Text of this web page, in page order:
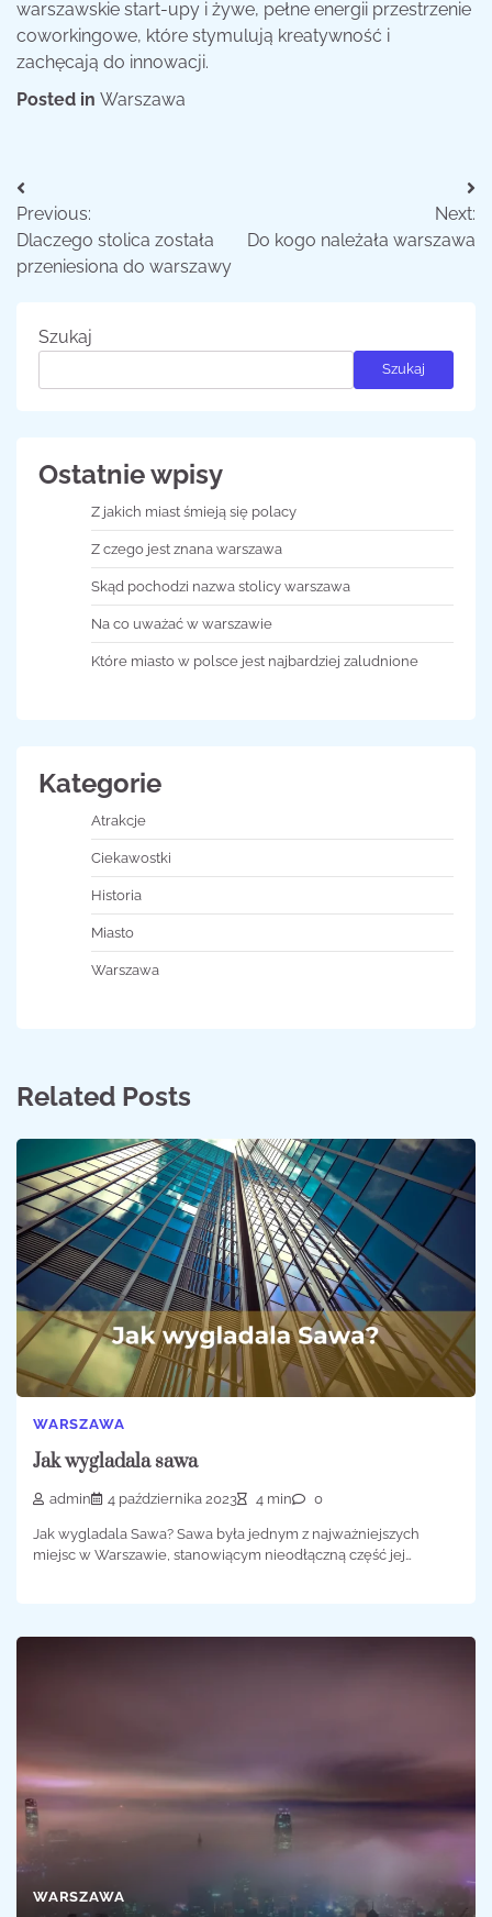
warszawskie start-upy i żywe, pełne energii przestrzenie
coworkingowe, które stymulują kreatywność i
zachęcają do innowacji.
Posted in Warszawa
Nawigacja
wpisu
Previous:
Dlaczego stolica została
przeniesiona do warszawy
Next:
Do kogo należała warszawa
Szukaj
Szukaj
Ostatnie wpisy
Z jakich miast śmieją się polacy
Z czego jest znana warszawa
Skąd pochodzi nazwa stolicy warszawa
Na co uważać w warszawie
Które miasto w polsce jest najbardziej zaludnione
Kategorie
Atrakcje
Ciekawostki
Historia
Miasto
Warszawa
Related Posts
WARSZAWA
Jak wygladala sawa
admin 4 października 2023 4 min 0
Jak wygladala Sawa? Sawa była jednym z najważniejszych
miejsc w Warszawie, stanowiącym nieodłączną część jej…
WARSZAWA